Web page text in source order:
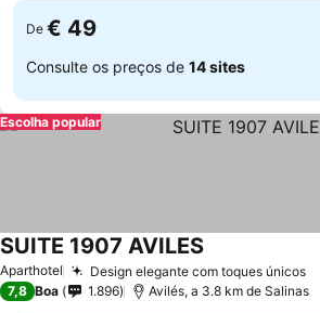
De € 49
Consulte os preços de 14 sites
Escolha popular
Aparthotel Design elegante com toques únicos
SUITE 1907 AVILES
7,8 Boa 1.896 Avilés, a 3.8 km de Salinas